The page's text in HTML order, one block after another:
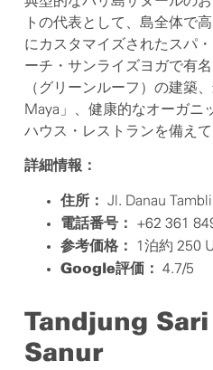
トの代表として、島全体で
にカスタマイズされたスパ
ーチ・サンライズヨガで有
（グリーンルーフ）の建築
Maya」、健康的なオーガニ
ハウス・レストランを備えて
詳細情報：
住所： Jl. Danau
電話番号： +62 361
参考価格： 1泊約 250
Google評価： 4.7/5
Tandjung
Sanur